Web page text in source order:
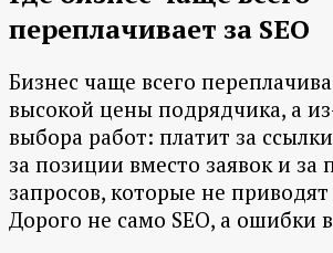
переплачивает за SEO
Бизнес чаще всего
высокой цены подрядчика, а
выбора работ: платит за
за позиции вместо заявок и за
запросов, которые не
Дорого не само SEO, а ошибки в